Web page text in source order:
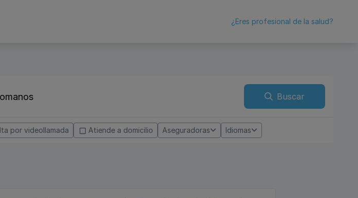
¿Eres profesional de la salud?
Buscar
por videollamada Atiende a domicilio Aseguradoras Idiomas